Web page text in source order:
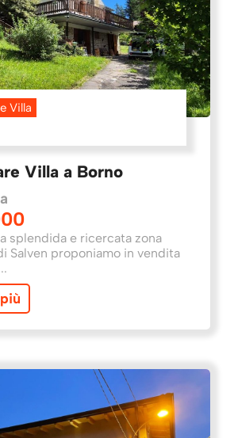
Villa
Villa a Borno
splendida e ricercata zona
Salven proponiamo in vendita